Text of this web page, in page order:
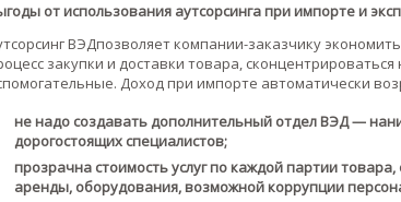
от использования аутсорсинга при импорте и
ВЭДпозволяет компании-заказчику
закупки и доставки товара,
Доход при импорте автоматически
не надо создавать дополнительный отдел ВЭД —
дорогостоящих специалистов;
прозрачна стоимость услуг по каждой партии
аренды, оборудования, возможной коррупции